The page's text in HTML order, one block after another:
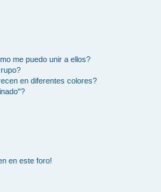
me puedo unir a ellos?
en diferentes colores?
en este foro!